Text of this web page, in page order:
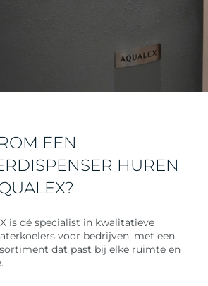
EEN
HUREN
is dé specialist in kwalitatieve
voor bedrijven, met een
dat past bij elke ruimte en